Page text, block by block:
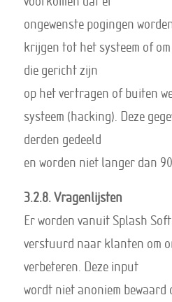
ongewenste pogingen
krijgen tot het systeem of
die gericht zijn
op het vertragen of buiten
systeem (hacking). Deze
derden gedeeld
en worden niet langer dan
3.2.8. Vragenlijsten
Er worden vanuit Splash
verstuurd naar klanten om
verbeteren. Deze input
wordt niet anoniem bewaard